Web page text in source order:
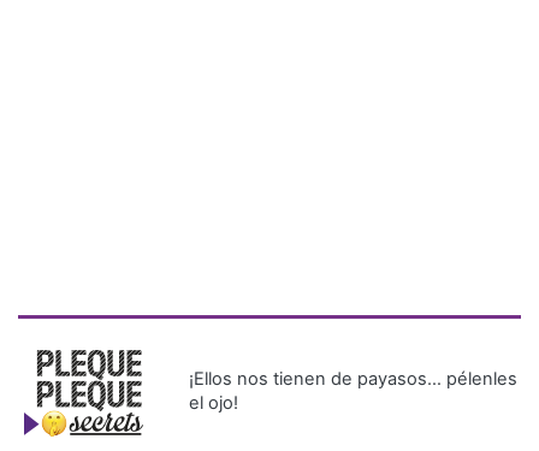
¡Ellos nos tienen de payasos… pélenles
el ojo!